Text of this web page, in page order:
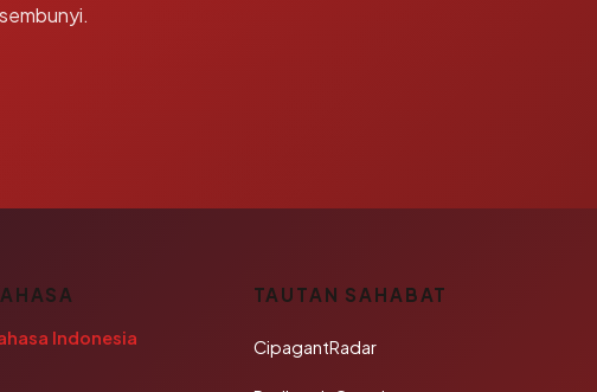
Indonesia
TAUTAN SAHABAT
CipagantRadar